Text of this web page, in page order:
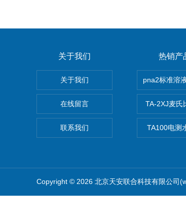
关于我们
关于我们
在线留言
联系我们
热销产
pna2标准溶
TA-2XJ麦氏
TA100电测
Copyright © 2026 北京天安联合科技有限公司